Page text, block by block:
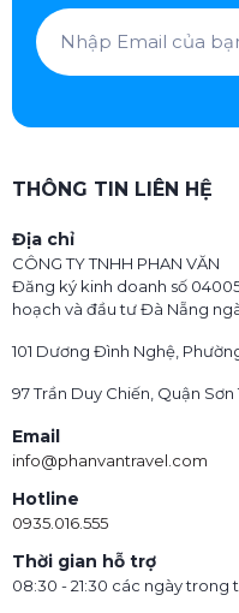
THÔNG TIN LIÊN HỆ
Địa chỉ
CÔNG TY TNHH PHAN VĂN
Đăng ký kinh doanh số
hoạch và đầu tư Đà Nẵng
101 Dương Đình Nghệ,
97 Trần Duy Chiến, Quận
Email
info@phanvantravel.com
Hotline
0935.016.555
Thời gian hỗ trợ
08:30 - 21:30 các ngày trong